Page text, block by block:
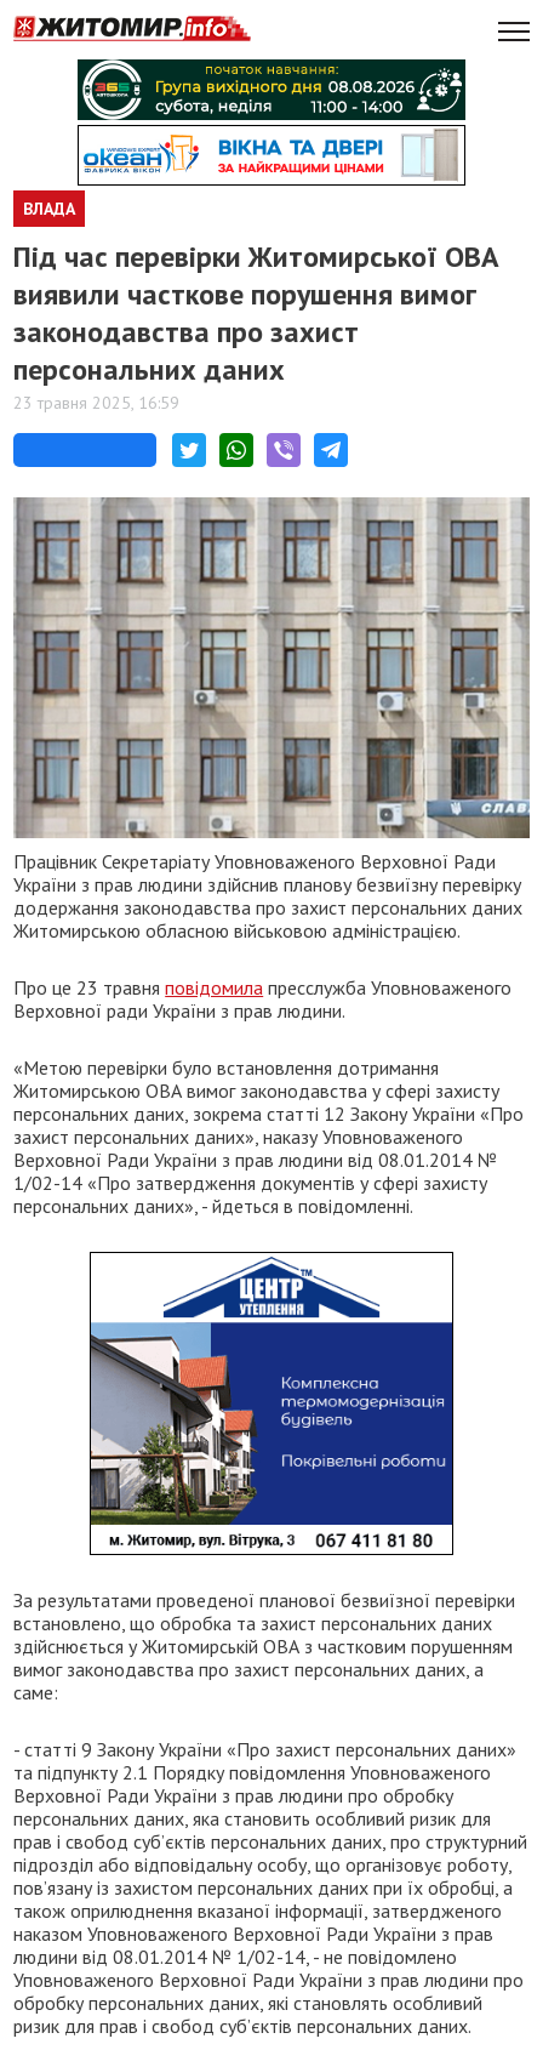
ВЛАДА
Під час перевірки Житомирської ОВА
виявили часткове порушення вимог
законодавства про захист
персональних даних
23 травня 2025, 16:59
Працівник Секретаріату Уповноваженого Верховної Ради
України з прав людини здійснив планову безвиїзну перевірку
додержання законодавства про захист персональних даних
Житомирською обласною військовою адміністрацією.
Про це 23 травняповідомила пресслужба Уповноваженого
Верховної ради України з прав людини.
«Метою перевірки було встановлення дотримання
Житомирською ОВА вимог законодавства у сфері захисту
персональних даних, зокрема статті 12 Закону України «Про
захист персональних даних», наказу Уповноваженого
Верховної Ради України з прав людини від 08.01.2014 №
1/02-14 «Про затвердження документів у сфері захисту
персональних даних», - йдеться в повідомленні.
За результатами проведеної планової безвиїзної перевірки
встановлено, що обробка та захист персональних даних
здійснюється у Житомирській ОВА з частковим порушенням
вимог законодавства про захист персональних даних, а
саме:
- статті 9 Закону України «Про захист персональних даних»
та підпункту 2.1 Порядку повідомлення Уповноваженого
Верховної Ради України з прав людини про обробку
персональних даних, яка становить особливий ризик для
прав і свобод суб’єктів персональних даних, про структурний
підрозділ або відповідальну особу, що організовує роботу,
пов’язану із захистом персональних даних при їх обробці, а
також оприлюднення вказаної інформації, затвердженого
наказом Уповноваженого Верховної Ради України з прав
людини від 08.01.2014 № 1/02-14, - не повідомлено
Уповноваженого Верховної Ради України з прав людини про
обробку персональних даних, які становлять особливий
ризик для прав і свобод суб’єктів персональних даних.